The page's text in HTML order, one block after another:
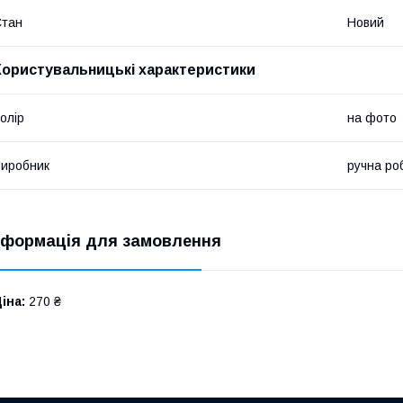
Новий
характеристики
на фото
ручна
для замовлення
270 ₴